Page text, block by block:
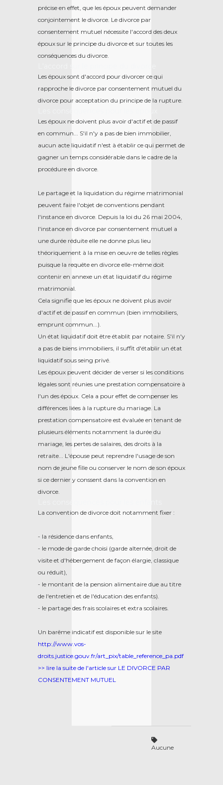
précise en effet, que les époux peuvent demander
conjointement le divorce. Le divorce par
consentement mutuel nécessite l'accord des deux
époux sur le principe du divorce et sur toutes les
conséquences du divorce.
Les époux sont d'accord pour divorcer ce qui
rapproche le divorce par consentement mutuel du
divorce pour acceptation du principe de la rupture.
Les époux ne doivent plus avoir d'actif et de passif
en commun... S'il n'y a pas de bien immobilier,
aucun acte liquidatif n'est à établir ce qui permet de
gagner un temps considérable dans le cadre de la
procédure en divorce.
Le partage et la liquidation du régime matrimonial
peuvent faire l'objet de conventions pendant
l'instance en divorce. Depuis la loi du 26 mai 2004,
l'instance en divorce par consentement mutuel a
une durée réduite elle ne donne plus lieu
théoriquement à la mise en oeuvre de telles règles
puisque la requête en divorce elle-même doit
contenir en annexe un état liquidatif du régime
matrimonial.
Cela signifie que les époux ne doivent plus avoir
d'actif et de passif en commun (bien immobiliers,
emprunt commun...).
Un état liquidatif doit être établit par notaire. S'il n'y
a pas de biens immobiliers, il suffit d'établir un état
liquidatif sous seing privé.
Les époux peuvent décider de verser si les conditions
légales sont réunies une prestation compensatoire à
l'un des époux. Cela a pour effet de compenser les
différences liées à la rupture du mariage. La
prestation compensatoire est évaluée en tenant de
plusieurs éléments notamment la durée du
mariage, les pertes de salaires, des droits à la
retraite... L'épouse peut reprendre l'usage de son
nom de jeune fille ou conserver le nom de son époux
si ce dernier y conssent dans la convention en
divorce.
La convention de divorce doit notamment fixer :
- la résidence dans enfants,
- le mode de garde choisi (garde alternée, droit de
visite et d'hébergement de façon élargie, classique
ou réduit),
- le montant de la pension alimentaire due au titre
de l'entretien et de l'éducation des enfants).
- le partage des frais scolaires et extra scolaires.
Un barême indicatif est disponible sur le site
http://www.vos-
droits.justice.gouv.fr/art_pix/table_reference_pa.pdf
>> lire la suite de l'article sur LE DIVORCE PAR
CONSENTEMENT MUTUEL
Aucune